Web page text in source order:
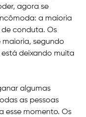
agora se
a maioria
conduta. Os
maioria, segundo
deixando muita
algumas
as pessoas
esse momento. Os